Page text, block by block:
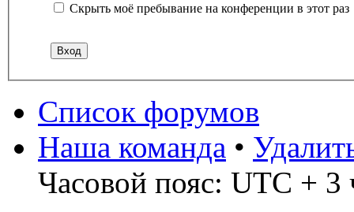
Скрыть моё пребывание на конференции в этот раз
Список форумов
Наша команда •
Часовой пояс: UTC + 3